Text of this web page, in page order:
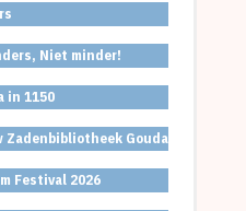
Niet minder!
in 1150
Zadenbibliotheek Gouda
Festival 2026